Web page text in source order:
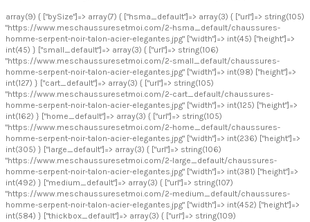
array(9) { ["bySize"]=> array(7) { ["hsma_default"]=> array(3) { ["url"]=> string(105)
"https://www.meschaussuresetmoi.com/2-hsma_default/chaussures-
homme-serpent-noir-talon-acier-elegantes.jpg" ["width"]=> int(45) ["height"]=>
int(45) } ["small_default"]=> array(3) { ["url"]=> string(106)
"https://www.meschaussuresetmoi.com/2-small_default/chaussures-
homme-serpent-noir-talon-acier-elegantes.jpg" ["width"]=> int(98) ["height"]=>
int(127) } ["cart_default"]=> array(3) { ["url"]=> string(105)
"https://www.meschaussuresetmoi.com/2-cart_default/chaussures-
homme-serpent-noir-talon-acier-elegantes.jpg" ["width"]=> int(125) ["height"]=>
int(162) } ["home_default"]=> array(3) { ["url"]=> string(105)
"https://www.meschaussuresetmoi.com/2-home_default/chaussures-
homme-serpent-noir-talon-acier-elegantes.jpg" ["width"]=> int(236) ["height"]=>
int(305) } ["large_default"]=> array(3) { ["url"]=> string(106)
"https://www.meschaussuresetmoi.com/2-large_default/chaussures-
homme-serpent-noir-talon-acier-elegantes.jpg" ["width"]=> int(381) ["height"]=>
int(492) } ["medium_default"]=> array(3) { ["url"]=> string(107)
"https://www.meschaussuresetmoi.com/2-medium_default/chaussures-
homme-serpent-noir-talon-acier-elegantes.jpg" ["width"]=> int(452) ["height"]=>
int(584) } ["thickbox_default"]=> array(3) { ["url"]=> string(109)